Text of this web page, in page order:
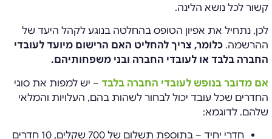
קשור לכל נושא הלינה.
לכן, נתחיל את אפיון הטופס בהחלטה בנוגע לקהל היעד של
ההרשמה. כלומר, צריך להחליט האם הרישום מיועד לעובדי
החברה בלבד או לעובדי החברה ובני משפחותיהם.
אם מדובר בנופש לעובדי החברה בלבד – יש למפות את סוגי
החדרים שכל עובד יכול לבחור לשהות בהם, העלויות והמלאי
שלהם. לדוגמא:
חדרי יחיד – בתוספת תשלום של 700 שקלים, 10 חדרים